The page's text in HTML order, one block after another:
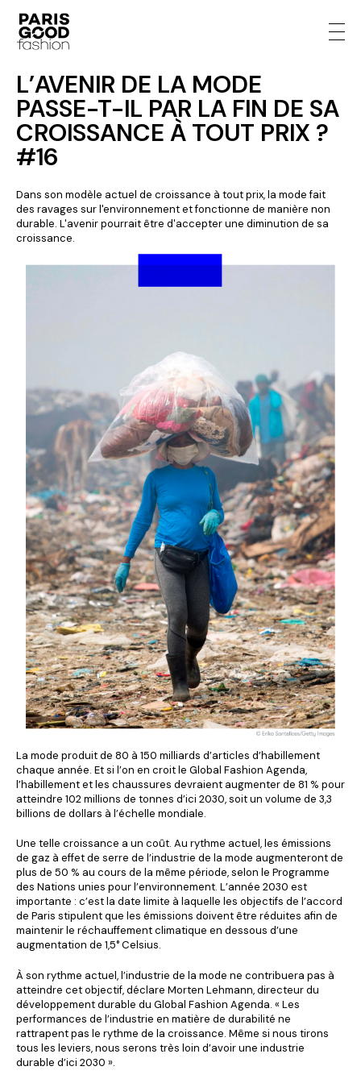
L’AVENIR DE LA MODE
PASSE-T-IL PAR LA FIN DE SA
CROISSANCE À TOUT PRIX ?
#16
Dans son modèle actuel de croissance à tout prix, la mode fait
des ravages sur l'environnement et fonctionne de manière non
durable. L'avenir pourrait être d'accepter une diminution de sa
croissance.
La mode produit de 80 à 150 milliards d’articles d’habillement
chaque année. Et si l’on en croit le Global Fashion Agenda,
l’habillement et les chaussures devraient augmenter de 81 % pour
atteindre 102 millions de tonnes d’ici 2030, soit un volume de 3,3
billions de dollars à l’échelle mondiale.
Une telle croissance a un coût. Au rythme actuel, les émissions
de gaz à effet de serre de l’industrie de la mode augmenteront de
plus de 50 % au cours de la même période, selon le Programme
des Nations unies pour l’environnement. L’année 2030 est
importante : c’est la date limite à laquelle les objectifs de l’accord
de Paris stipulent que les émissions doivent être réduites afin de
maintenir le réchauffement climatique en dessous d’une
augmentation de 1,5° Celsius.
À son rythme actuel, l’industrie de la mode ne contribuera pas à
atteindre cet objectif, déclare Morten Lehmann, directeur du
développement durable du Global Fashion Agenda. « Les
performances de l’industrie en matière de durabilité ne
rattrapent pas le rythme de la croissance. Même si nous tirons
tous les leviers, nous serons très loin d’avoir une industrie
durable d’ici 2030 ».